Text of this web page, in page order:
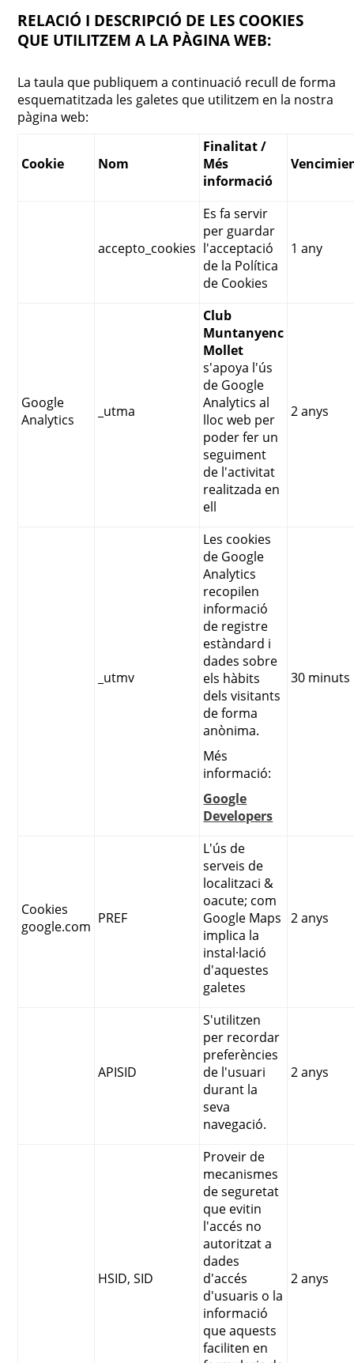
RELACIÓ I DESCRIPCIÓ DE LES COOKIES
QUE UTILITZEM A LA PÀGINA WEB:
La taula que publiquem a continuació recull de forma
esquematitzada les galetes que utilitzem en la nostra
pàgina web:
Cookie Nom
Finalitat /
Més
informació
accepto_cookies
Es fa servir
per guardar
l'acceptació
de la Política
de Cookies
1 any
Google
Analytics
_utma
Club
Muntanyenc
Mollet
s'apoya l'ús
de Google
Analytics al
lloc web per
poder fer un
seguiment
de l'activitat
realitzada en
ell
2 anys
_utmv
Les cookies
de Google
Analytics
recopilen
informació
de registre
estàndard i
dades sobre
els hàbits
dels visitants
de forma
anònima.
Més
informació:
Google
Developers
30 minuts
Cookies
google.com PREF
L'ús de
serveis de
localitzaci &
oacute; com
Google Maps
implica la
instal·lació
d'aquestes
galetes
2 anys
APISID
S'utilitzen
per recordar
preferències
de l'usuari
durant la
seva
navegació.
2 anys
HSID, SID
Proveir de
mecanismes
de seguretat
que evitin
l'accés no
autoritzat a
dades
d'accés
d'usuaris o la
informació
que aquests
faciliten en
2 anys